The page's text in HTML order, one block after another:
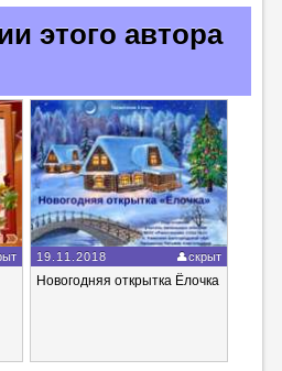
этого автора
19.11.2018 скрыт
Новогодняя открытка Ёлочка